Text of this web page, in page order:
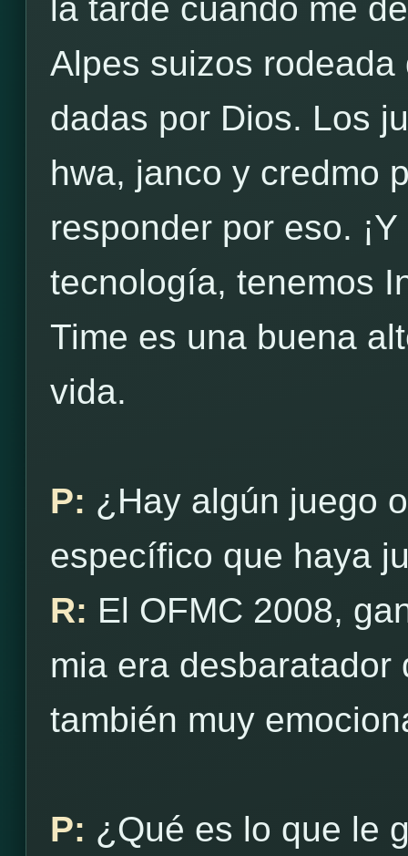
la tarde cuando me
Alpes suizos
dadas por Dios. Los
hwa, janco y credmo
responder por eso.
tecnología, tenemos
Time es una buena
vida.
P: ¿Hay algún juego
específico que haya
R: El OFMC 2008,
mia era
también muy
P: ¿Qué es lo que le